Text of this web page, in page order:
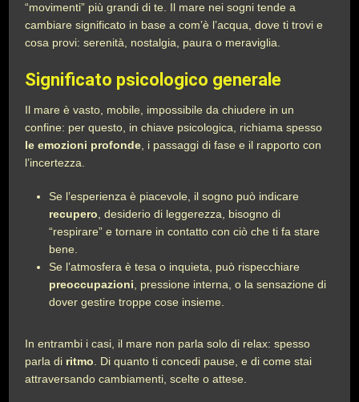
“movimenti” più grandi di te. Il mare nei sogni tende a
cambiare significato in base a com’è l’acqua, dove ti trovi e
cosa provi: serenità, nostalgia, paura o meraviglia.
Significato psicologico generale
Il mare è vasto, mobile, impossibile da chiudere in un
confine: per questo, in chiave psicologica, richiama spesso
le emozioni profonde , i passaggi di fase e il rapporto con
l’incertezza.
Se l’esperienza è piacevole, il sogno può indicare
recupero , desiderio di leggerezza, bisogno di
“respirare” e tornare in contatto con ciò che ti fa stare
bene.
Se l’atmosfera è tesa o inquieta, può rispecchiare
preoccupazioni , pressione interna, o la sensazione di
dover gestire troppe cose insieme.
In entrambi i casi, il mare non parla solo di relax: spesso
parla di ritmo . Di quanto ti concedi pause, e di come stai
attraversando cambiamenti, scelte o attese.